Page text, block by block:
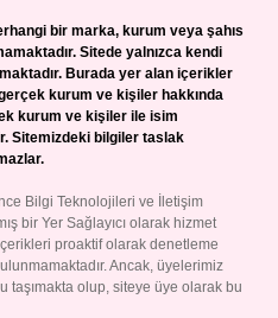
bir marka, kurum veya şahıs
Sitede yalnızca kendi
Burada yer alan içerikler
kurum ve kişiler hakkında
kurum ve kişiler ile isim
Sitemizdeki bilgiler taslak
Bilgi Teknolojileri ve İletişim
bir Yer Sağlayıcı olarak hizmet
proaktif olarak denetleme
Ancak, üyelerimiz
taşımakta olup, siteye üye olarak bu